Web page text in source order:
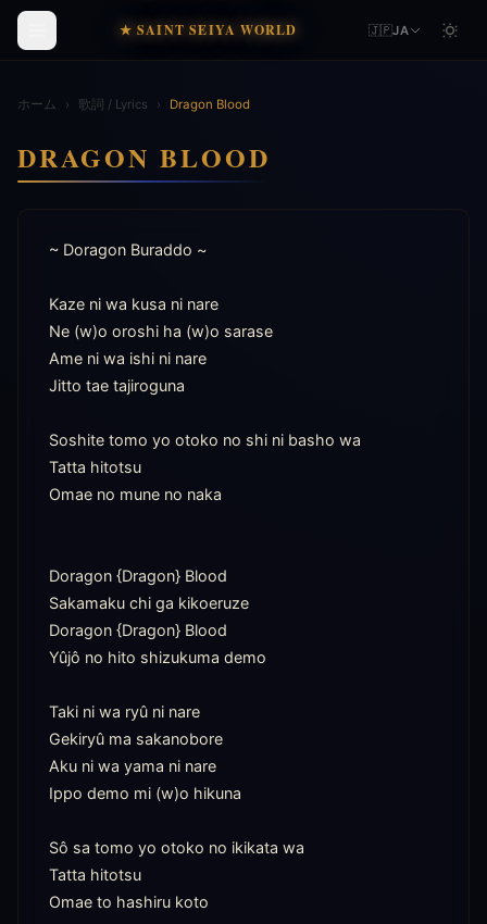
★ SAINT SEIYA WORLD 🇯🇵JA
ホーム › 歌詞 / Lyrics › Dragon Blood
DRAGON BLOOD
~ Doragon Buraddo ~
Kaze ni wa kusa ni nare
Ne (w)o oroshi ha (w)o sarase
Ame ni wa ishi ni nare
Jitto tae tajiroguna
Soshite tomo yo otoko no shi ni basho wa
Tatta hitotsu
Omae no mune no naka
Doragon {Dragon} Blood
Sakamaku chi ga kikoeruze
Doragon {Dragon} Blood
Yûjô no hito shizukuma demo
Taki ni wa ryû ni nare
Gekiryû ma sakanobore
Aku ni wa yama ni nare
Ippo demo mi (w)o hikuna
Sô sa tomo yo otoko no ikikata wa
Tatta hitotsu
Omae to hashiru koto